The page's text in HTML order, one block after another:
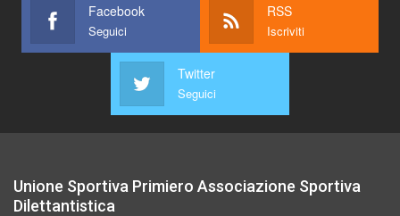
Facebook
Seguici
RSS
Iscriviti
Twitter
Seguici
Unione Sportiva Primiero Associazione Sportiva
Dilettantistica